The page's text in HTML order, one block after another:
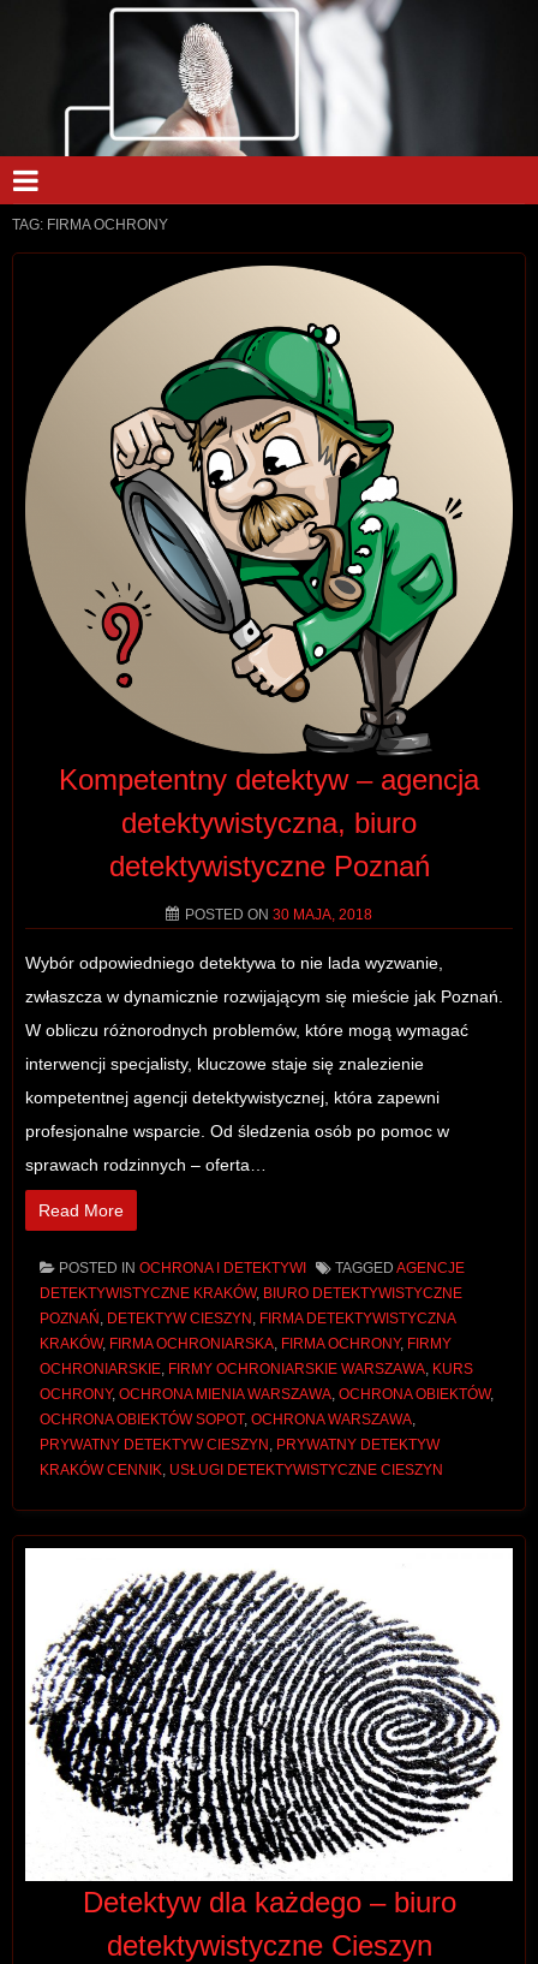
TAG: FIRMA OCHRONY
Kompetentny detektyw – agencja
detektywistyczna, biuro
detektywistyczne Poznań
POSTED ON 30 MAJA, 2018
Wybór odpowiedniego detektywa to nie lada wyzwanie,
zwłaszcza w dynamicznie rozwijającym się mieście jak Poznań.
W obliczu różnorodnych problemów, które mogą wymagać
interwencji specjalisty, kluczowe staje się znalezienie
kompetentnej agencji detektywistycznej, która zapewni
profesjonalne wsparcie. Od śledzenia osób po pomoc w
sprawach rodzinnych – oferta…
Read More
POSTED IN OCHRONA I DETEKTYWI TAGGED AGENCJE
DETEKTYWISTYCZNE KRAKÓW, BIURO DETEKTYWISTYCZNE
POZNAŃ DETEKTYW CIESZYN FIRMA DETEKTYWISTYCZNA
KRAKÓW, FIRMA OCHRONIARSKA FIRMA OCHRONY, FIRMY
OCHRONIARSKIE FIRMY OCHRONIARSKIE WARSZAWA KURS
OCHRONY, OCHRONA MIENIA WARSZAWA OCHRONA OBIEKTÓW,
OCHRONA OBIEKTÓW SOPOT, OCHRONA WARSZAWA
PRYWATNY DETEKTYW CIESZYN PRYWATNY DETEKTYW
KRAKÓW CENNIK USŁUGI DETEKTYWISTYCZNE CIESZYN
Detektyw dla każdego – biuro
detektywistyczne Cieszyn